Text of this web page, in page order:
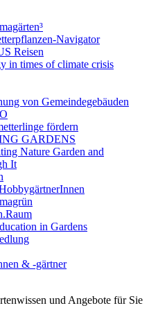
Navigator
Reisen
in times of climate crisis
von Gemeindegebäuden
fördern
GARDENS
Nature Garden and
It
in Gardens
& -gärtner
und Angebote für Sie